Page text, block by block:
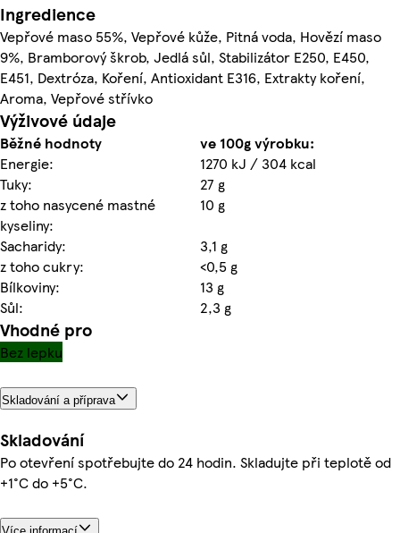
Ingredience
Vepřové maso 55%, Vepřové kůže, Pitná voda, Hovězí maso
9%, Bramborový škrob, Jedlá sůl, Stabilizátor E250, E450,
E451, Dextróza, Koření, Antioxidant E316, Extrakty koření,
Aroma, Vepřové střívko
Výživové údaje
Běžné hodnoty
ve 100g výrobku:
Energie:
1270 kJ / 304 kcal
Tuky:
27 g
z toho nasycené mastné
kyseliny:
10 g
Sacharidy:
3,1 g
z toho cukry:
<0,5 g
Bílkoviny:
13 g
Sůl:
2,3 g
Vhodné pro
Bez lepku
Skladování a příprava
Skladování
Po otevření spotřebujte do 24 hodin. Skladujte při teplotě od
+1°C do +5°C.